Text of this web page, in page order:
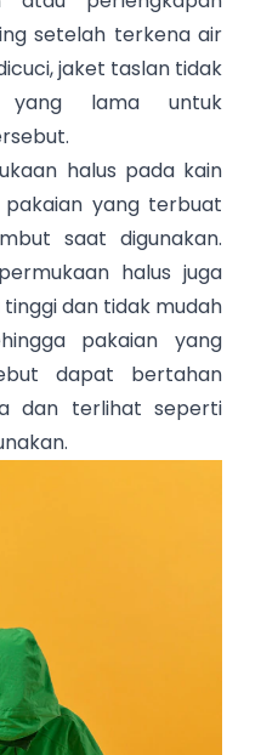
setelah terkena air
jaket taslan tidak
yang lama untuk
halus pada kain
yang terbuat
saat digunakan.
halus juga
dan tidak mudah
pakaian yang
dapat bertahan
dan terlihat seperti